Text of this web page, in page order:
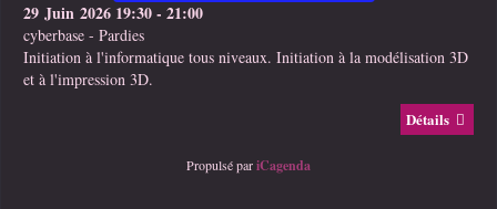
29 Juin 2026 19:30- 21:00
cyberbase - Pardies
Initiation à l'informatique tous niveaux. Initiation à la modélisation 3D
et à l'impression 3D.
Détails
Propulsé pariCagenda